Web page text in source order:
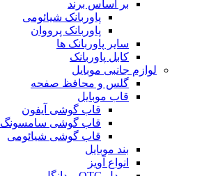
بر اساس برند
پاوربانک شیائومی
پاوربانک پرووان
سایر پاوربانک ها
کابل پاوربانک
لوازم جانبی موبایل
گلس و محافظ صفحه
قاب موبایل
قاب گوشی آیفون
قاب گوشی سامسونگ
قاب گوشی شیائومی
بند موبایل
انواع آویز